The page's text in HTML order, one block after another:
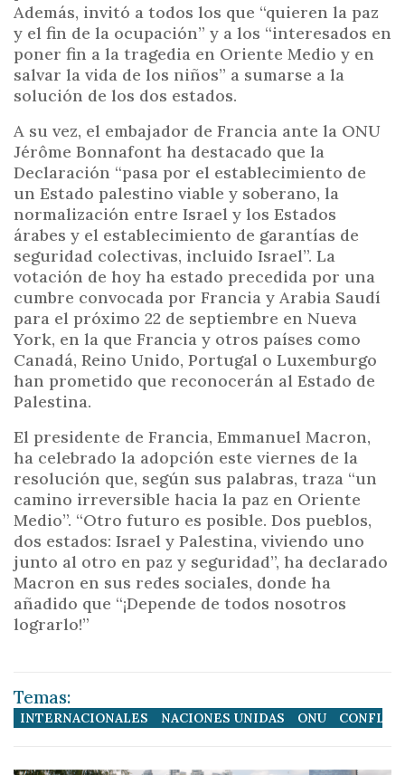
Además, invitó a todos los que “quieren la paz
y el fin de la ocupación” y a los “interesados en
poner fin a la tragedia en Oriente Medio y en
salvar la vida de los niños” a sumarse a la
solución de los dos estados.
A su vez, el embajador de Francia ante la ONU
Jérôme Bonnafont ha destacado que la
Declaración “pasa por el establecimiento de
un Estado palestino viable y soberano, la
normalización entre Israel y los Estados
árabes y el establecimiento de garantías de
seguridad colectivas, incluido Israel”. La
votación de hoy ha estado precedida por una
cumbre convocada por Francia y Arabia Saudí
para el próximo 22 de septiembre en Nueva
York, en la que Francia y otros países como
Canadá, Reino Unido, Portugal o Luxemburgo
han prometido que reconocerán al Estado de
Palestina.
El presidente de Francia, Emmanuel Macron,
ha celebrado la adopción este viernes de la
resolución que, según sus palabras, traza “un
camino irreversible hacia la paz en Oriente
Medio”. “Otro futuro es posible. Dos pueblos,
dos estados: Israel y Palestina, viviendo uno
junto al otro en paz y seguridad”, ha declarado
Macron en sus redes sociales, donde ha
añadido que “¡Depende de todos nosotros
lograrlo!”
Temas:
INTERNACIONALES NACIONES UNIDAS ONU